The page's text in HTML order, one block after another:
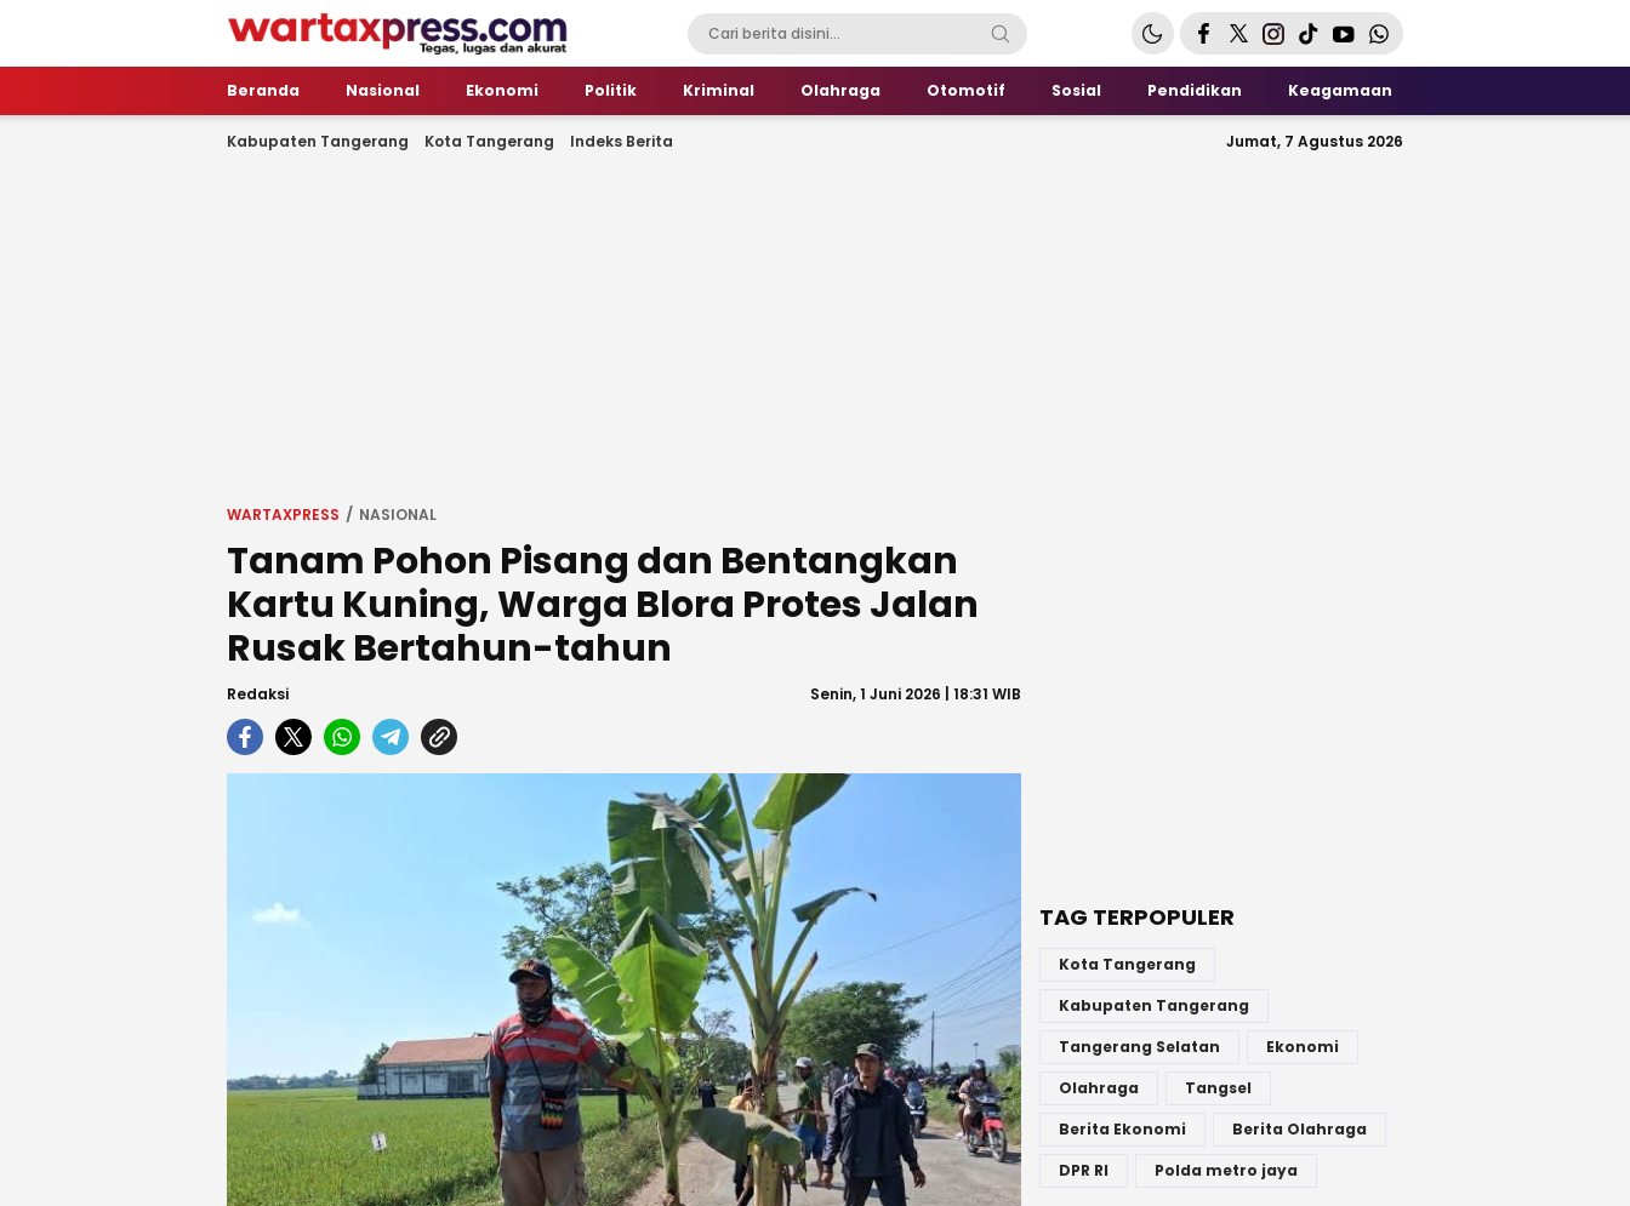
WartaXpress
Tegas, Lugas dan Akurat
Beranda Nasional Ekonomi Politik Kriminal Olahraga Otomotif Sosial Pendidikan Keagamaan
Kabupaten Tangerang Kota Tangerang Indeks Berita Jumat, 7 Agustus 2026
WARTAXPRESS NASIONAL
Tanam Pohon Pisang dan Bentangkan
Kartu Kuning, Warga Blora Protes Jalan
Rusak Bertahun-tahun
Redaksi Senin, 1 Juni 2026 | 18:31 WIB
TAG TERPOPULER
Kota Tangerang
Kabupaten Tangerang
Tangerang Selatan
Ekonomi
Olahraga
Tangsel
Berita Ekonomi
Berita Olahraga
DPR RI
Polda metro jaya